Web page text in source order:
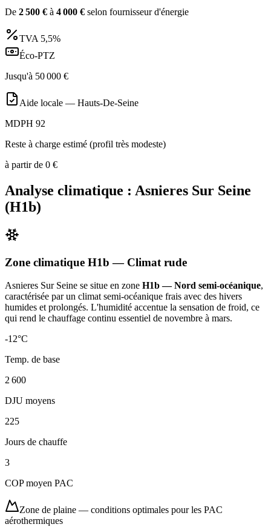
De 2 500 € à 4 000 € selon fournisseur d'énergie
TVA 5,5%
Éco-PTZ
Jusqu'à 50 000 €
Aide locale — Hauts-De-Seine
MDPH 92
Reste à charge estimé (profil très modeste)
à partir de 0 €
Analyse climatique : Asnieres Sur Seine
(H1b)
Zone climatique H1b — Climat rude
Asnieres Sur Seine se situe en zone H1b — Nord semi-océanique,
caractérisée par un climat semi-océanique frais avec des hivers
humides et prolongés. L'humidité accentue la sensation de froid, ce
qui rend le chauffage continu essentiel de novembre à mars.
-12°C
Temp. de base
2 600
DJU moyens
225
Jours de chauffe
3
COP moyen PAC
Zone de plaine — conditions optimales pour les PAC
aérothermiques